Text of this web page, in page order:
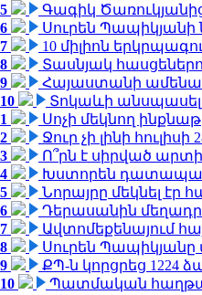
5
Գագիկ
6
Սուրեն Պապիկյանի
7
10 միլիոն
8
Տասնյակ
9
Հայաստանի
10
Տոկաևի
1
Սոչի մեկնող
2
Ջուր չի լինի
3
Ո՞րն է սիրված
4
Խստորեն
5
Նորայրը մեկնել
6
Դերասանին
7
Ավտոմեքենայում
8
Սուրեն
9
ՔՊ-ն կորցրեց 1224
10
Պատմական